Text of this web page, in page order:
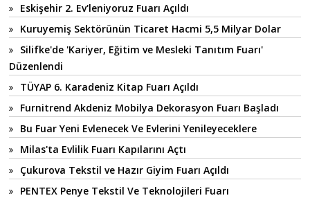
Eskişehir 2. Ev'leniyoruz Fuarı Açıldı
Kuruyemiş Sektörünün Ticaret Hacmi 5,5 Milyar Dolar
Silifke'de 'Kariyer, Eğitim ve Mesleki Tanıtım Fuarı'
Düzenlendi
TÜYAP 6. Karadeniz Kitap Fuarı Açıldı
Furnitrend Akdeniz Mobilya Dekorasyon Fuarı Başladı
Bu Fuar Yeni Evlenecek Ve Evlerini Yenileyeceklere
Milas'ta Evlilik Fuarı Kapılarını Açtı
Çukurova Tekstil ve Hazır Giyim Fuarı Açıldı
PENTEX Penye Tekstil Ve Teknolojileri Fuarı